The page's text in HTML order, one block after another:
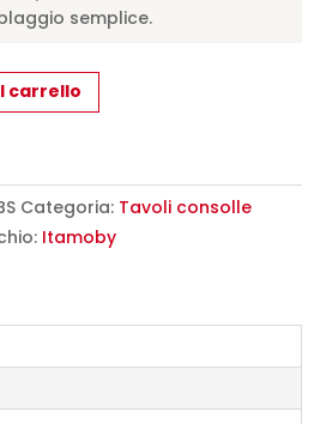
semplice.
carrello
Categoria: Tavoli consolle
Itamoby